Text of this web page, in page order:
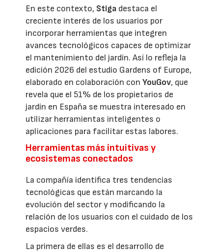
En este contexto, Stiga destaca el
creciente interés de los usuarios por
incorporar herramientas que integren
avances tecnológicos capaces de optimizar
el mantenimiento del jardín. Así lo refleja la
edición 2026 del estudio Gardens of Europe,
elaborado en colaboración conYouGov, que
revela que el 51% de los propietarios de
jardín en España se muestra interesado en
utilizar herramientas inteligentes o
aplicaciones para facilitar estas labores.
Herramientas más intuitivas y
ecosistemas conectados
La compañía identifica tres tendencias
tecnológicas que están marcando la
evolución del sector y modificando la
relación de los usuarios con el cuidado de los
espacios verdes.
La primera de ellas es el desarrollo de